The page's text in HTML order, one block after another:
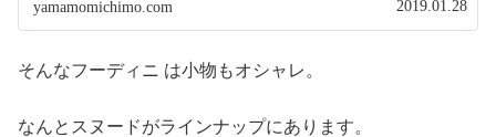
yamamomichimo.com 2019.01.28
そんなフーディニ は小物もオシャレ。
なんとスヌードがラインナップにあります。